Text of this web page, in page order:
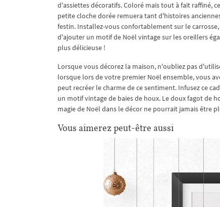
d'assiettes décoratifs. Coloré mais tout à fait raffiné,
petite cloche dorée remuera tant d'histoires
festin. Installez-vous confortablement sur le
d'ajouter un motif de Noël vintage sur les oreillers
plus délicieuse !
Lorsque vous décorez la maison, n'oubliez pas
lorsque lors de votre premier Noël ensemble, vous
peut recréer le charme de ce sentiment. Infusez ce
un motif vintage de baies de houx. Le doux fagot de
magie de Noël dans le décor ne pourrait jamais être
Vous aimerez peut-être aussi